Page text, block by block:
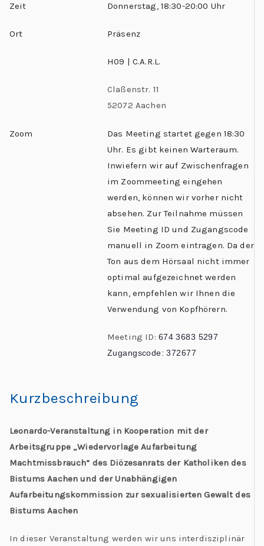
Zeit Donnerstag, 18:30-20:00 Uhr
Ort Präsenz
H09 | C.A.R.L.
Claßenstr. 11
52072 Aachen
Zoom
Das Meeting startet gegen 18:30
Uhr. Es gibt keinen Warteraum.
Inwiefern wir auf Zwischenfragen
im Zoommeeting eingehen
werden, können wir vorher nicht
absehen. Zur Teilnahme müssen
Sie Meeting ID und Zugangscode
manuell in Zoom eintragen. Da der
Ton aus dem Hörsaal nicht immer
optimal aufgezeichnet werden
kann, empfehlen wir Ihnen die
Verwendung von Kopfhörern.
Meeting ID: 674 3683 5297
Zugangscode:372677
Kurzbeschreibung
Leonardo-Veranstaltung in Kooperation mit der
Arbeitsgruppe „Wiedervorlage Aufarbeitung
Machtmissbrauch“ des Diözesanrats der Katholiken des
Bistums Aachenund der Unabhängigen
Aufarbeitungskommission zur sexualisierten Gewalt des
Bistums Aachen
In dieser Veranstaltung werden wir uns interdisziplinär